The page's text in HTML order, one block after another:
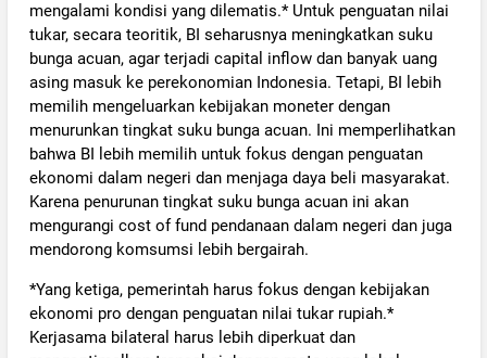
mengalami kondisi yang dilematis.* Untuk penguatan nilai
tukar, secara teoritik, BI seharusnya meningkatkan suku
bunga acuan, agar terjadi capital inflow dan banyak uang
asing masuk ke perekonomian Indonesia. Tetapi, BI lebih
memilih mengeluarkan kebijakan moneter dengan
menurunkan tingkat suku bunga acuan. Ini memperlihatkan
bahwa BI lebih memilih untuk fokus dengan penguatan
ekonomi dalam negeri dan menjaga daya beli masyarakat.
Karena penurunan tingkat suku bunga acuan ini akan
mengurangi cost of fund pendanaan dalam negeri dan juga
mendorong komsumsi lebih bergairah.
*Yang ketiga, pemerintah harus fokus dengan kebijakan
ekonomi pro dengan penguatan nilai tukar rupiah.*
Kerjasama bilateral harus lebih diperkuat dan